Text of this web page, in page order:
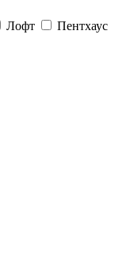
Лофт Пентхаус